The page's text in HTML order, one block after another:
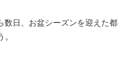
日、お盆シーズンを迎えた都